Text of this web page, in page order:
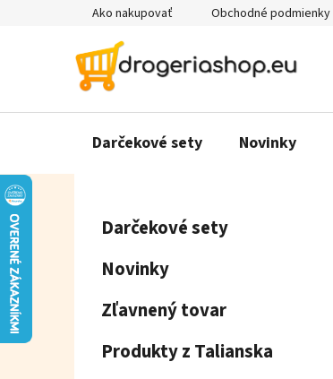
Ako nakupovať Obchodné podmienky
Darčekové sety Novinky
Preskočiť
kategórie
Darčekové sety
Novinky
Zľavnený tovar
Produkty z Talianska